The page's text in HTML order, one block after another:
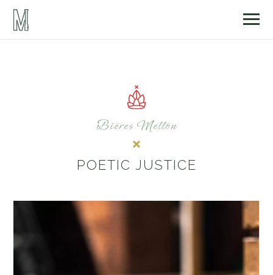
Bières Mellön
POETIC JUSTICE